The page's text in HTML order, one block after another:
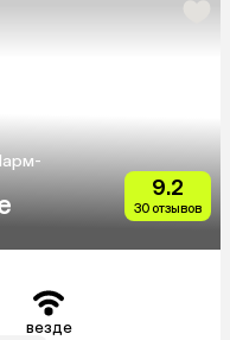
9.2
30 отзывов
везде